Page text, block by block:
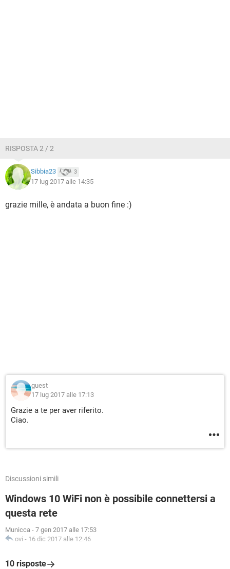
RISPOSTA 2 / 2
Sibbia23 3
17 lug 2017 alle 14:35
grazie mille, è andata a buon fine :)
guest
17 lug 2017 alle 17:13
Grazie a te per aver riferito.
Ciao.
Discussioni simili
Windows 10 WiFi non è possibile connettersi a
questa rete
Municca - 7 gen 2017 alle 17:53
ovi - 16 dic 2017 alle 12:46
10 risposte